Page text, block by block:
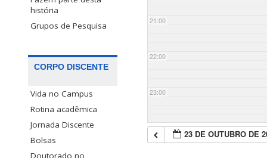
história
Grupos de Pesquisa
CORPO DISCENTE
Vida no Campus
Rotina acadêmica
Jornada Discente
Bolsas
Doutorado no
21:00
22:00
23:00
23 DE OUTUBRO DE